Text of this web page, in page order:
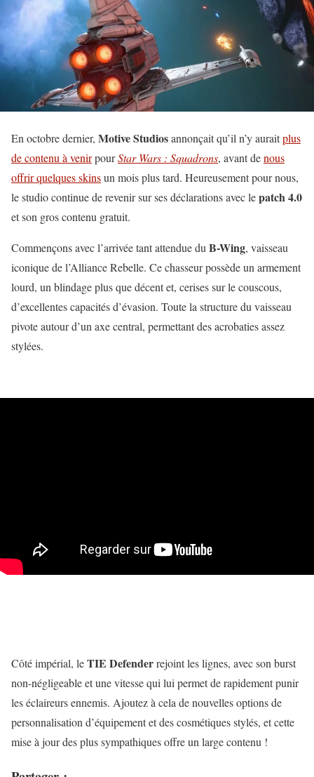
En octobre dernier, Motive Studiosannonçait qu’il n’y auraitplus
de contenu à venirpourStar Wars : Squadrons, avant denous
offrir quelques skinsun mois plus tard. Heureusement pour nous,
le studio continue de revenir sur ses déclarations avec lepatch 4.0
et son gros contenu gratuit.
Commençons avec l’arrivée tant attendue du B-Wing, vaisseau
iconique de l’Alliance Rebelle. Ce chasseur possède un armement
lourd, un blindage plus que décent et, cerises sur le couscous,
d’excellentes capacités d’évasion. Toute la structure du vaisseau
pivote autour d’un axe central, permettant des acrobaties assez
stylées.
Côté impérial, leTIE Defenderrejoint les lignes, avec son burst
non-négligeable et une vitesse qui lui permet de rapidement punir
les éclaireurs ennemis. Ajoutez à cela de nouvelles options de
personnalisation d’équipement et des cosmétiques stylés, et cette
mise à jour des plus sympathiques offre un large contenu !